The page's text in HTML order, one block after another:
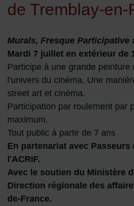
de Tremblay-en-
Murals, Fresque Participative
Mardi 7 juillet en extérieur de
Participe à une grande peinture
l'univers du cinéma. Une
street art et cinéma.
Participation par roulement par
maximum.
Tout public à partir de 7 ans
En partenariat avec Passeurs
l'ACRIF.
Avec le soutien du Ministère
Direction régionale des
de-France.